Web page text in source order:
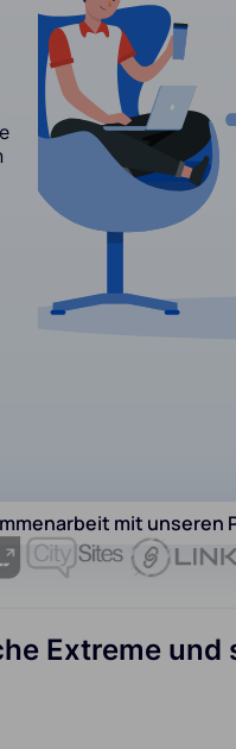
mit unseren
Extreme